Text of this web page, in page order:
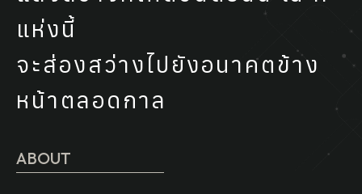
แห่งนี้
จะส่องสว่างไปยังอนาคตข้าง
หน้าตลอดกาล
ABOUT